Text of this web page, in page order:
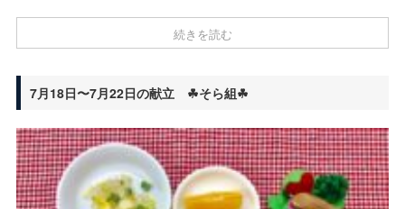
続きを読む
7月18日〜7月22日の献立 ☘そら組☘